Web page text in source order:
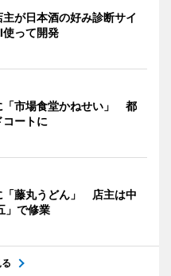
が日本酒の好み診断サイ
って開発
「市場食堂かねせい」 都
ートに
「藤丸うどん」 店主は中
」で修業